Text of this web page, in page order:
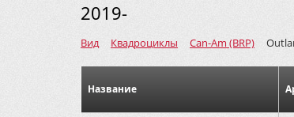
2019-
Вид Квадроциклы Can-Am (BRP)
Название